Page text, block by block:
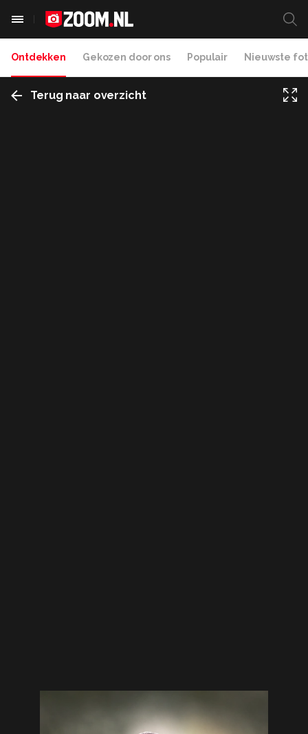
Ontdekken Gekozen door ons Populair Nieuwste
Terug naar overzicht